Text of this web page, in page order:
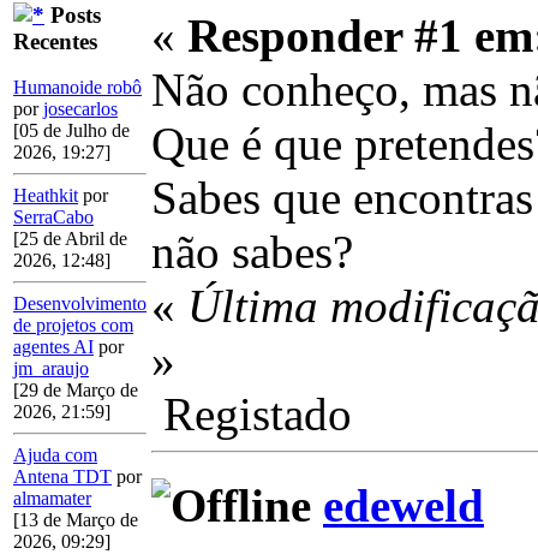
Posts
Recentes
Humanoide robô
porjosecarlos
[05 de Julho de
2026, 19:27]
Heathkit por
SerraCabo
[25 de Abril de
2026, 12:48]
Desenvolvimento
de projetos com
agentes AI por
jm_araujo
[29 de Março de
2026, 21:59]
Ajuda com
Antena TDT por
almamater
[13 de Março de
2026, 09:29]
« Responder #1
Não conheço, mas
Que é que
Sabes que
não sabes?
« Última
»
Registado
edeweld